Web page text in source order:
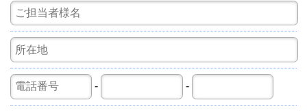
- -